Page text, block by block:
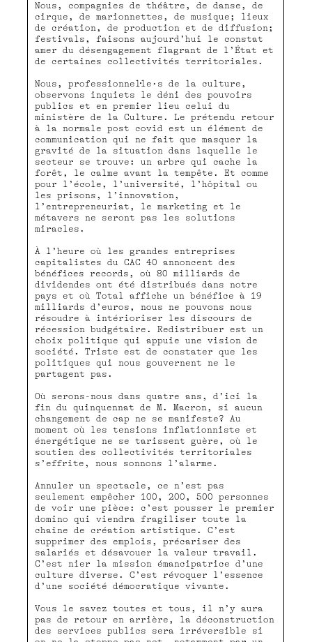
Nous, compagnies de théâtre, de danse, de
cirque, de marionnettes, de musique; lieux
de création, de production et de diffusion;
festivals, faisons aujourd’hui le constat
amer du désengagement flagrant de l’État et
de certaines collectivités territoriales.
Nous, professionnel·le·s de la culture,
observons inquiets le déni des pouvoirs
publics et en premier lieu celui du
ministère de la Culture. Le prétendu retour
à la normale post covid est un élément de
communication qui ne fait que masquer la
gravité de la situation dans laquelle le
secteur se trouve: un arbre qui cache la
forêt, le calme avant la tempête. Et comme
pour l’école, l’université, l’hôpital ou
les prisons, l’innovation,
l’entrepreneuriat, le marketing et le
métavers ne seront pas les solutions
miracles.
À l’heure où les grandes entreprises
capitalistes du CAC 40 annoncent des
bénéfices records, où 80 milliards de
dividendes ont été distribués dans notre
pays et où Total affiche un bénéfice à 19
milliards d’euros, nous ne pouvons nous
résoudre à intérioriser les discours de
récession budgétaire. Redistribuer est un
choix politique qui appuie une vision de
société. Triste est de constater que les
politiques qui nous gouvernent ne le
partagent pas.
Où serons-nous dans quatre ans, d’ici la
fin du quinquennat de M. Macron, si aucun
changement de cap ne se manifeste? Au
moment où les tensions inflationniste et
énergétique ne se tarissent guère, où le
soutien des collectivités territoriales
s’effrite, nous sonnons l’alarme.
Annuler un spectacle, ce n’est pas
seulement empêcher 100, 200, 500 personnes
de voir une pièce: c’est pousser le premier
domino qui viendra fragiliser toute la
chaîne de création artistique. C’est
supprimer des emplois, précariser des
salariés et désavouer la valeur travail.
C’est nier la mission émancipatrice d’une
culture diverse. C’est révoquer l’essence
d’une société démocratique vivante.
Vous le savez toutes et tous, il n’y aura
pas de retour en arrière, la déconstruction
des services publics sera irréversible si